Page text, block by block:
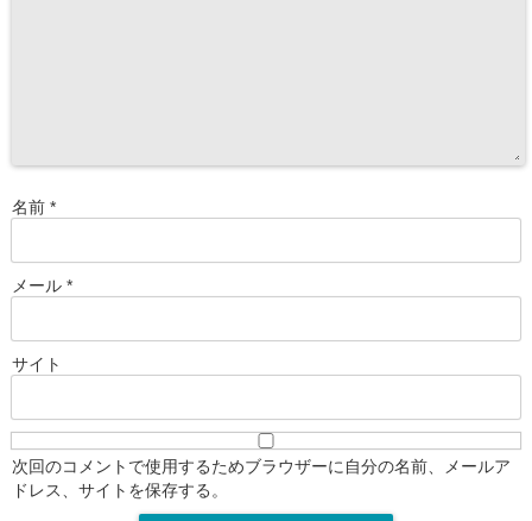
名前 *
メール *
サイト
次回のコメントで使用するためブラウザーに自分の名前、メールア
ドレス、サイトを保存する。